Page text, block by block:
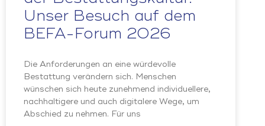
Unser Besuch auf dem
BEFA-Forum 2026
Die Anforderungen an eine würdevolle
Bestattung verändern sich. Menschen
wünschen sich heute zunehmend individuellere,
nachhaltigere und auch digitalere Wege, um
Abschied zu nehmen. Für uns